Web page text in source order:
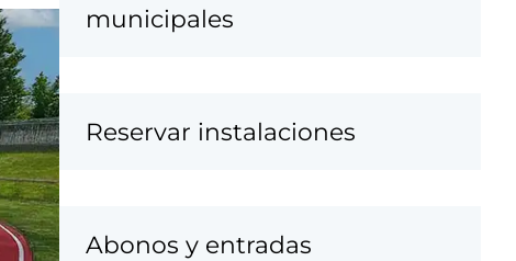
municipales
Reservar instalaciones
Abonos y entradas